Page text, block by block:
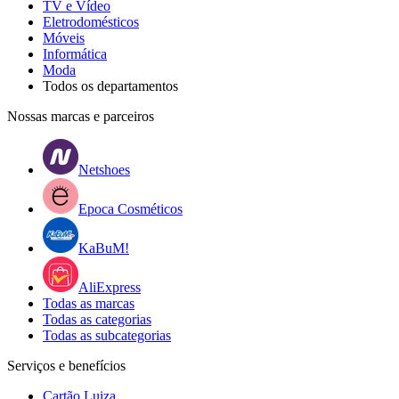
TV e Vídeo
Eletrodomésticos
Móveis
Informática
Moda
Todos os departamentos
Nossas marcas e parceiros
Netshoes
Epoca Cosméticos
KaBuM!
AliExpress
Todas as marcas
Todas as categorias
Todas as subcategorias
Serviços e benefícios
Cartão Luiza